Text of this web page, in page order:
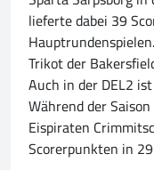
lieferte dabei 39
Trikot der
Auch in der DEL2
Während der
Eispiraten
Scorerpunkten in